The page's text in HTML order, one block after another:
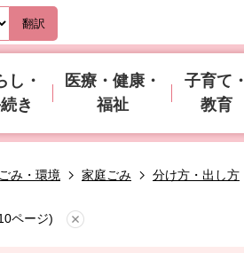
翻訳
し・
き
医療・健康・
福祉
子育て・
教育
ごみ・環境 家庭ごみ 分け方・出し方
ページ)